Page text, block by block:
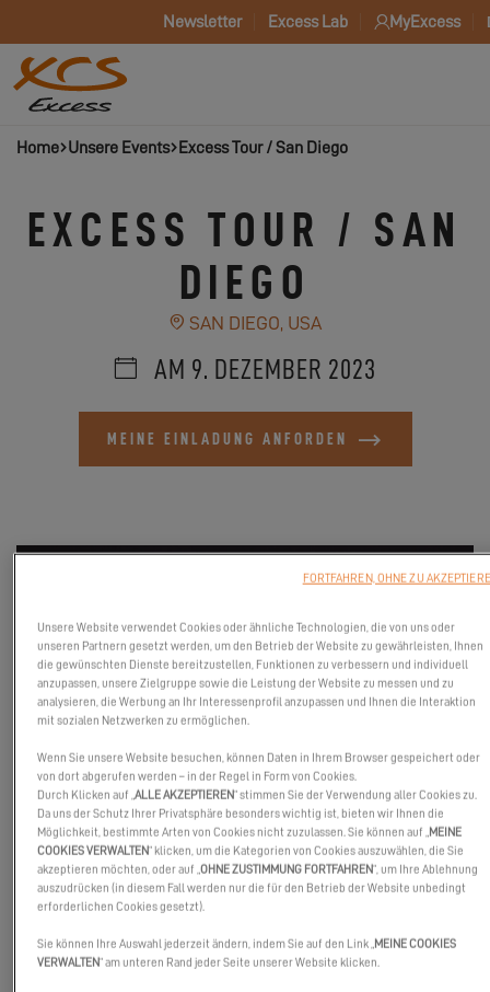
Newsletter Excess Lab MyExcess
Home Unsere Events Excess Tour / San Diego
EXCESS TOUR / SAN
DIEGO
SAN DIEGO, USA
AM 9. DEZEMBER 2023
MEINE EINLADUNG ANFORDEN
Die Excess 14 ist gerade zum allerersten Mal an der Westküste
der USA angekommen. Zu diesem Anlass organisiert Denison
Yachting eine Excess Tour in San Diego.
Begleiten Sie uns an Bord der Excess 11 und der Excess 14, und
tauschen Sie sich mit uns über Ihr neues Projekt aus. Um sich zu
Link:https://www.denisonyachtsales.com/2023/11/excess-tour-
Unsere Website verwendet Cookies oder ähnliche Technologien, die von uns oder
unseren Partnern gesetzt werden, um den Betrieb der Website zu gewährleisten, Ihnen
die gewünschten Dienste bereitzustellen, Funktionen zu verbessern und individuell
anzupassen, unsere Zielgruppe sowie die Leistung der Website zu messen und zu
analysieren, die Werbung an Ihr Interessenprofil anzupassen und Ihnen die Interaktion
mit sozialen Netzwerken zu ermöglichen.
Wenn Sie unsere Website besuchen, können Daten in Ihrem Browser gespeichert oder
von dort abgerufen werden – in der Regel in Form von Cookies.
Durch Klicken auf „ALLE AKZEPTIEREN“ stimmen Sie der Verwendung aller Cookies zu.
Da uns der Schutz Ihrer Privatsphäre besonders wichtig ist, bieten wir Ihnen die
Möglichkeit, bestimmte Arten von Cookies nicht zuzulassen. Sie können auf „MEINE
COOKIES VERWALTEN“ klicken, um die Kategorien von Cookies auszuwählen, die Sie
akzeptieren möchten, oder auf „OHNE ZUSTIMMUNG FORTFAHREN“, um Ihre Ablehnung
auszudrücken (in diesem Fall werden nur die für den Betrieb der Website unbedingt
erforderlichen Cookies gesetzt).
Sie können Ihre Auswahl jederzeit ändern, indem Sie auf den Link „MEINE COOKIES
VERWALTEN“ am unteren Rand jeder Seite unserer Website klicken.
FORTFAHREN, OHNE ZU